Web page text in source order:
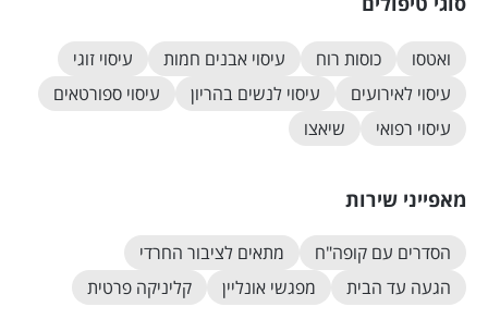
ואטסו כוסות רוח עיסוי אבנים חמות
עיסוי זוגי
עיסוי לאירועים
עיסוי לנשים בהריון
עיסוי ספורטאים
עיסוי רפואי
שיאצו
מאפייני שירות
הסדרים עם קופה"ח
מתאים לציבור החרדי
הגעה עד הבית
מפגשי אונליין קליניקה פרטית